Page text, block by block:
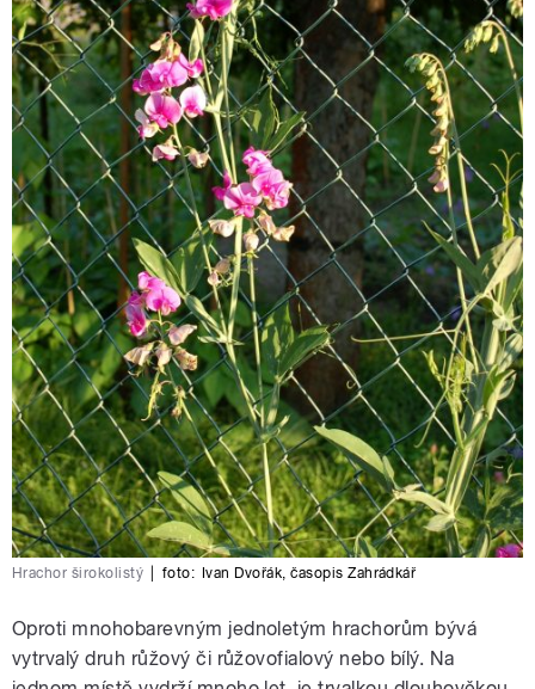
Hrachor širokolistý foto: Ivan Dvořák, časopis Zahrádkář
Oproti mnohobarevným jednoletým hrachorům bývá
vytrvalý druh růžový či růžovofialový nebo bílý. Na